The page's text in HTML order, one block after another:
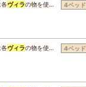
各ヴィラの物を使… 4ベッド
各ヴィラの物を使… 4ベッド